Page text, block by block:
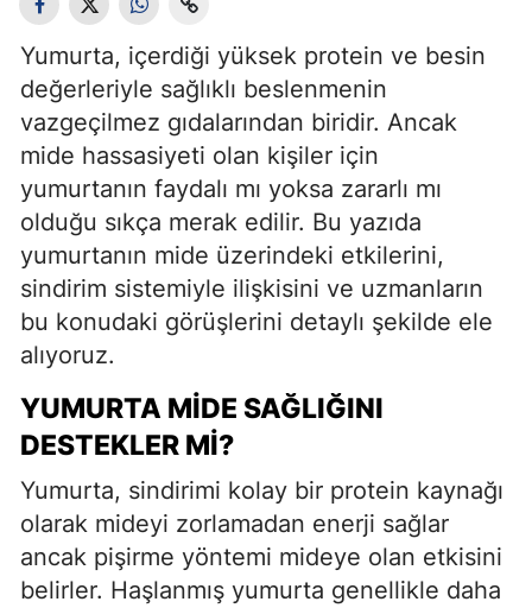
Yumurta, içerdiği yüksek protein ve besin
değerleriyle sağlıklı beslenmenin
vazgeçilmez gıdalarından biridir. Ancak
mide hassasiyeti olan kişiler için
yumurtanın faydalı mı yoksa zararlı mı
olduğu sıkça merak edilir. Bu yazıda
yumurtanın mide üzerindeki etkilerini,
sindirim sistemiyle ilişkisini ve uzmanların
bu konudaki görüşlerini detaylı şekilde ele
alıyoruz.
YUMURTA MIDE SAĞLIĞINI
DESTEKLER MI?
Yumurta, sindirimi kolay bir protein kaynağı
olarak mideyi zorlamadan enerji sağlar
ancak pişirme yöntemi mideye olan etkisini
belirler. Haşlanmış yumurta genellikle daha